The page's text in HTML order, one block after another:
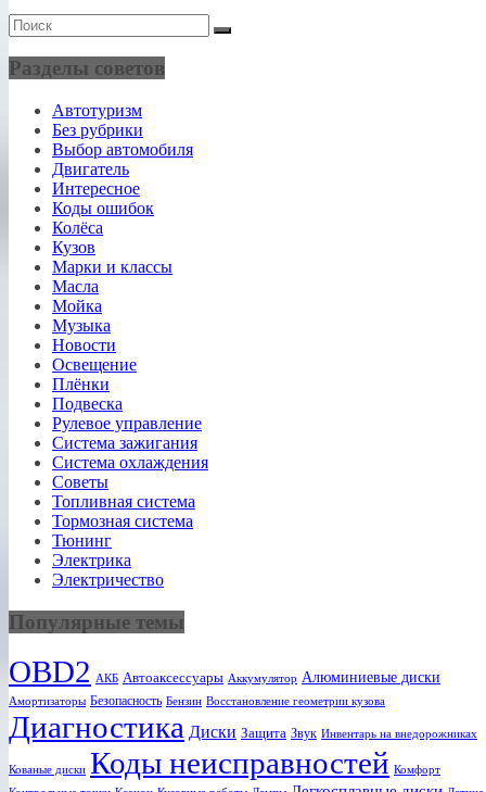
Разделы советов
Автотуризм
Без рубрики
Выбор автомобиля
Двигатель
Интересное
Коды ошибок
Колёса
Кузов
Марки и классы
Масла
Мойка
Музыка
Новости
Освещение
Плёнки
Подвеска
Рулевое управление
Система зажигания
Система охлаждения
Советы
Топливная система
Тормозная система
Тюнинг
Электрика
Электричество
Популярные темы
OBD2 АКБ Автоаксессуары Аккумулятор Алюминиевые диски
Амортизаторы Безопасность Бензин Восстановление геометрии кузова
Диагностика Диски Защита Звук Инвентарь на внедорожниках
Кованые диски Коды неисправностей Комфорт